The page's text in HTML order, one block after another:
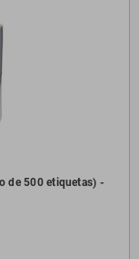
de 500 etiquetas) -